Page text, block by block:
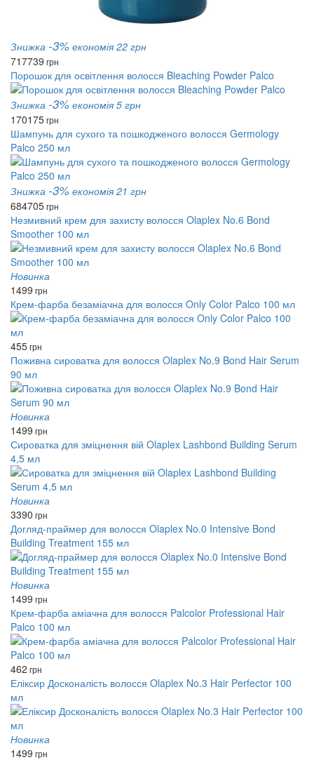
Знижка -3% економія 22 грн
717739 грн
Порошок для освітлення волосся Bleaching Powder Palco
Знижка -3% економія 5 грн
170175грн
Шампунь для сухого та пошкодженого волосся Germology
Palco 250 мл
Знижка -3% економія 21 грн
684705грн
Незмивний крем для захисту волосся Olaplex No.6 Bond
Smoother 100 мл
Новинка
1499 грн
Крем-фарба безаміачна для волосся Only Color Palco 100 мл
455грн
Поживна сироватка для волосся Olaplex No.9 Bond Hair Serum
90 мл
Новинка
1499 грн
Сироватка для зміцнення вій Olaplex Lashbond Building Serum
4,5 мл
Новинка
3390 грн
Догляд-праймер для волосся Olaplex No.0 Intensive Bond
Building Treatment 155 мл
Новинка
1499 грн
Крем-фарба аміачна для волосся Palcolor Professional Hair
Palco 100 мл
462 грн
Еліксир Досконалість волосся Olaplex No.3 Hair Perfector 100
мл
Новинка
1499 грн